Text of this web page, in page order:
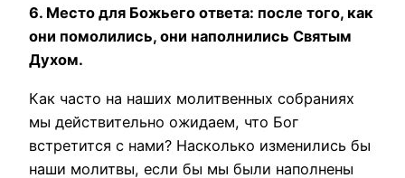
6. Место для Божьего ответа: после того, как
они помолились, они наполнились Святым
Духом.
Как часто на наших молитвенных собраниях
мы действительно ожидаем, что Бог
встретится с нами? Насколько изменились бы
наши молитвы, если бы мы были наполнены